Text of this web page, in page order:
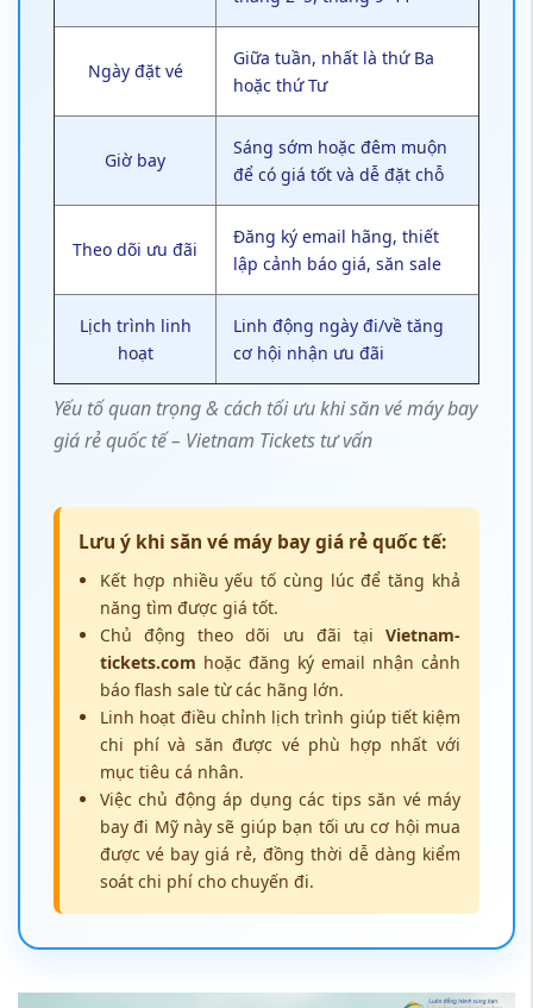
Yếu tố quan trọng & cách tối ưu khi săn vé máy bay
giá rẻ quốc tế – Vietnam Tickets tư vấn
Ngày đặt vé
Giữa tuần, nhất là thứ Ba
hoặc thứ Tư
Giờ bay
Sáng sớm hoặc đêm muộn
để có giá tốt và dễ đặt chỗ
Theo dõi ưu đãi
Đăng ký email hãng, thiết
lập cảnh báo giá, săn sale
Lịch trình linh
hoạt
Linh động ngày đi/về tăng
cơ hội nhận ưu đãi
Lưu ý khi săn vé máy bay giá rẻ quốc tế:
Kết hợp nhiều yếu tố cùng lúc để tăng khả
năng tìm được giá tốt.
Chủ động theo dõi ưu đãi tại Vietnam-
tickets.com hoặc đăng ký email nhận cảnh
báo flash sale từ các hãng lớn.
Linh hoạt điều chỉnh lịch trình giúp tiết kiệm
chi phí và săn được vé phù hợp nhất với
mục tiêu cá nhân.
Việc chủ động áp dụng các tips săn vé máy
bay đi Mỹ này sẽ giúp bạn tối ưu cơ hội mua
được vé bay giá rẻ, đồng thời dễ dàng kiểm
soát chi phí cho chuyến đi.